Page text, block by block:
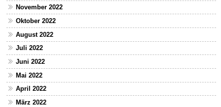
November 2022
Oktober 2022
August 2022
Juli 2022
Juni 2022
Mai 2022
April 2022
März 2022